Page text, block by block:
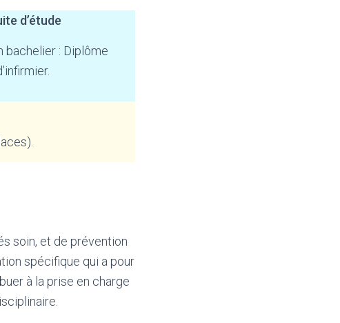
d’étude
bachelier : Diplôme
soin, et de prévention
spécifique qui a pour
à la prise en charge